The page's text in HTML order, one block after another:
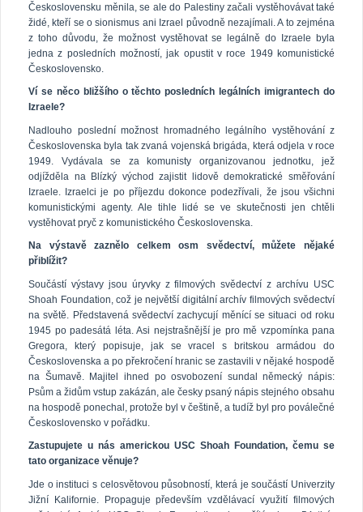
Československu měnila, se ale do Palestiny začali vystěhovávat také
židé, kteří se o sionismus ani Izrael původně nezajímali. A to zejména
z toho důvodu, že možnost vystěhovat se legálně do Izraele byla
jedna z posledních možností, jak opustit v roce 1949 komunistické
Československo.
Ví se něco bližšího o těchto posledních legálních imigrantech do
Izraele?
Nadlouho poslední možnost hromadného legálního vystěhování z
Československa byla tak zvaná vojenská brigáda, která odjela v roce
1949. Vydávala se za komunisty organizovanou jednotku, jež
odjížděla na Blízký východ zajistit lidově demokratické směřování
Izraele. Izraelci je po příjezdu dokonce podezřívali, že jsou všichni
komunistickými agenty. Ale tihle lidé se ve skutečnosti jen chtěli
vystěhovat pryč z komunistického Československa.
Na výstavě zaznělo celkem osm svědectví, můžete nějaké
přiblížit?
Součástí výstavy jsou úryvky z filmových svědectví z archívu USC
Shoah Foundation, což je největší digitální archív filmových svědectví
na světě. Představená svědectví zachycují měnící se situaci od roku
1945 po padesátá léta. Asi nejstrašnější je pro mě vzpomínka pana
Gregora, který popisuje, jak se vracel s britskou armádou do
Československa a po překročení hranic se zastavili v nějaké hospodě
na Šumavě. Majitel ihned po osvobození sundal německý nápis:
Psům a židům vstup zakázán, ale česky psaný nápis stejného obsahu
na hospodě ponechal, protože byl v češtině, a tudíž byl pro poválečné
Československo v pořádku.
Zastupujete u nás americkou USC Shoah Foundation, čemu se
tato organizace věnuje?
Jde o instituci s celosvětovou působností, která je součástí Univerzity
Jižní Kalifornie. Propaguje především vzdělávací využití filmových